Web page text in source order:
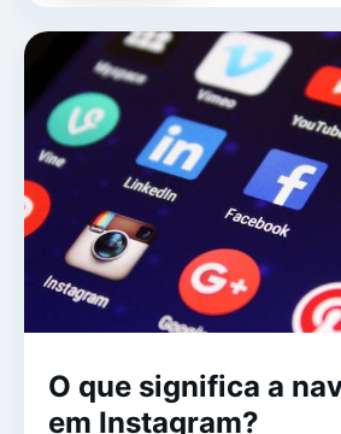
O que significa a
em Instagram?